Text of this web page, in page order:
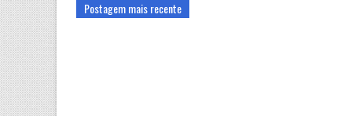
Postagem mais recente